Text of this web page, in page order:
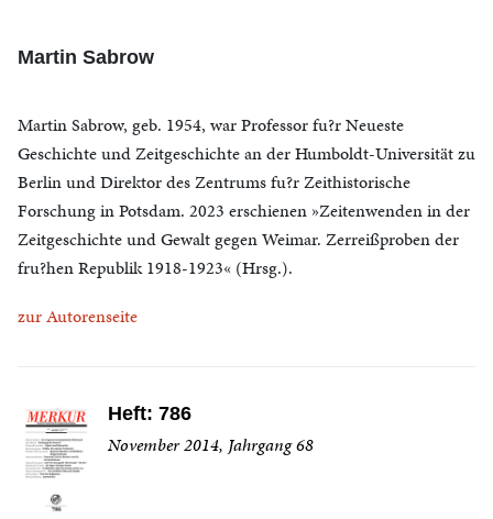
Martin Sabrow
Martin Sabrow, geb. 1954, war Professor fu?r Neueste
Geschichte und Zeitgeschichte an der Humboldt-Universität zu
Berlin und Direktor des Zentrums fu?r Zeithistorische
Forschung in Potsdam. 2023 erschienen »Zeitenwenden in der
Zeitgeschichte und Gewalt gegen Weimar. Zerreißproben der
fru?hen Republik 1918-1923« (Hrsg.).
zur Autorenseite
Heft: 786
November 2014, Jahrgang 68